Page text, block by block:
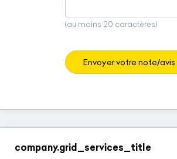
(au moins 20 caractères)
Envoyer votre note/avis
company.grid_services_title